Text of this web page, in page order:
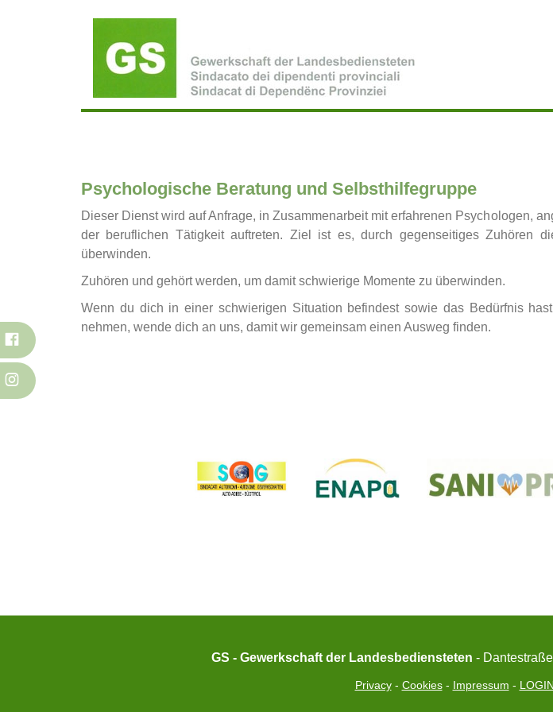
Psychologische Beratung und Selbsthilfegruppe
Dieser Dienst wird auf Anfrage, in Zusammenarbeit mit erfahrenen Psychologen,
der beruflichen Tätigkeit auftreten. Ziel ist es, durch gegenseitiges Zuhören
überwinden.
Zuhören und gehört werden, um damit schwierige Momente zu überwinden.
Wenn du dich in einer schwierigen Situation befindest sowie das Bedürfnis
nehmen, wende dich an uns, damit wir gemeinsam einen Ausweg finden.
GS - Gewerkschaft der Landesbediensteten -
Privacy- Cookies- Impressum - LOGIN